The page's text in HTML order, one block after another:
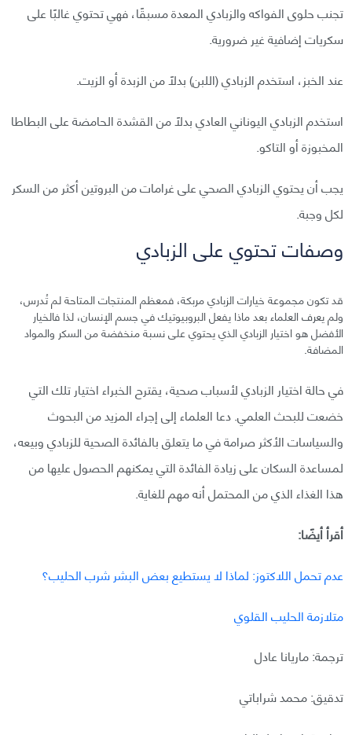
تجنب حلوى الفواكه والزبادي المعدة مسبقًا، فهي تحتوي غالبًا على
سكريات إضافية غير ضرورية.
عند الخبز، استخدم الزبادي (اللبن) بدلًا من الزبدة أو الزيت.
استخدم الزبادي اليوناني العادي بدلًا من القشدة الحامضة على البطاطا
المخبوزة أو التاكو.
يجب أن يحتوي الزبادي الصحي على غرامات من البروتين أكثر من السكر
لكل وجبة.
وصفات تحتوي على الزبادي
قد تكون مجموعة خيارات الزبادي مربكة، فمعظم المنتجات المتاحة لم تُدرس،
ولم يعرف العلماء بعد ماذا يفعل البروبيوتيك في جسم الإنسان، لذا فالخيار
الأفضل هو اختيار الزبادي الذي يحتوي على نسبة منخفضة من السكر والمواد
المضافة.
في حالة اختيار الزبادي لأسباب صحية، يقترح الخبراء اختيار تلك التي
خضعت للبحث العلمي. دعا العلماء إلى إجراء المزيد من البحوث
والسياسات الأكثر صرامة في ما يتعلق بالفائدة الصحية للزبادي وبيعه،
لمساعدة السكان على زيادة الفائدة التي يمكنهم الحصول عليها من
هذا الغذاء الذي من المحتمل أنه مهم للغاية.
أقرأ أيضًا:
عدم تحمل اللاكتوز: لماذا لا يستطيع بعض البشر شرب الحليب؟
متلازمة الحليب القلوي
ترجمة: ماريانا عادل
تدقيق: محمد شراباتي